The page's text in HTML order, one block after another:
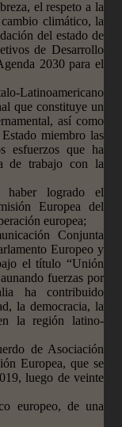
el respeto a la
climático, la
del estado de
de Desarrollo
2030 para el
Latinoamericano
que constituye un
así como
miembro las
esfuerzos que ha
de trabajo con la
haber logrado el
Europea del
europea;
Conjunta
Europeo y
el título “Unión
fuerzas por
ha contribuido
la democracia, la
la región latino-
de Asociación
Europea, que se
luego de veinte
europeo, de una